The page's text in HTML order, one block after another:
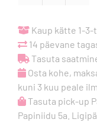
barefoot
-
Cats
kogus
Kaup kätte 1-
14 päevane
Tasuta
Osta kohe,
kuni 3 kuu peale
Tasuta pick-up
Papiniidu 5a.